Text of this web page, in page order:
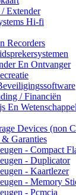
/ Extender
Hi-fi
Recorders
En Ontvanger
/ Financiën
En
Devices (non
Garanties
- Compact
- Duplicator
- Kaartlezer
- Memory
- Pcmcia